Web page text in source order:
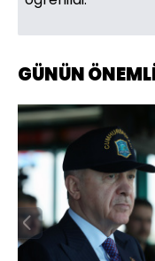
GÜNÜN